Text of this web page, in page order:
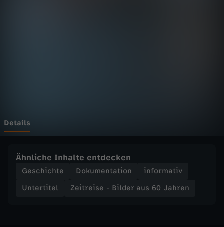
l
d
e
Details
Ähnliche Inhalte entdecken
Geschichte Dokumentation
informativ
Untertitel
Zeitreise - Bilder aus 60 Jahren